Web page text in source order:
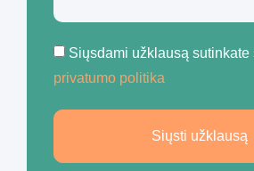
Siųsdami užklausą sutinkate
privatumo politika
Siųsti užklausą